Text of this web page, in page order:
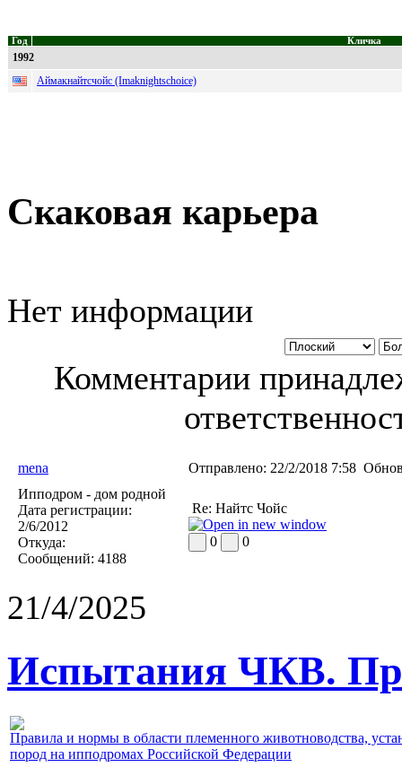
Год Кличка
1992
Аймакнайтсчойс (Imaknightschoice)
Скаковая карьера
Нет информации
Комментарии
mena Отправлено: 22/2/2018 7:58
Ипподром - дом родной
Дата регистрации:
2/6/2012
Откуда:
Сообщений: 4188
Re: Найтс Чойс
0 0
21/4/2025
Испытания ЧКВ.
Правила и нормы в области племенного животноводства,
пород на ипподромах Российской Федерации